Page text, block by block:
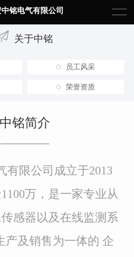
铭电气有限公司
关于中铭
员工风采
荣誉资质
中铭简介
有限公司成立于2013
万，是一家专业从
感器以及在线监测系
产及销售为一体的 企